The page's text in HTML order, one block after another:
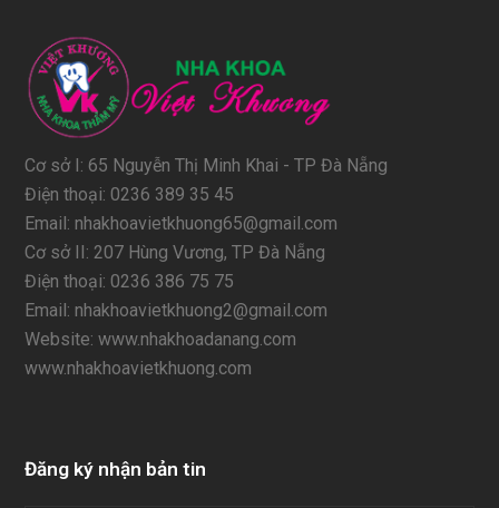
Cơ sở I: 65 Nguyễn Thị Minh Khai - TP Đà Nẵng
Điện thoại: 0236 389 35 45
Email: nhakhoavietkhuong65@gmail.com
Cơ sở II: 207 Hùng Vương, TP Đà Nẵng
Điện thoại: 0236 386 75 75
Email: nhakhoavietkhuong2@gmail.com
Website: www.nhakhoadanang.com
www.nhakhoavietkhuong.com
Đăng ký nhận bản tin